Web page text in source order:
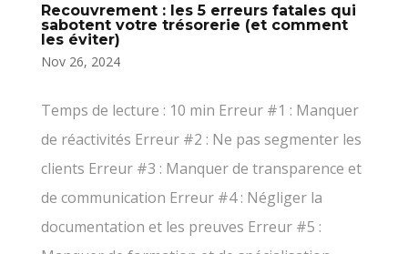
Recouvrement : les 5 erreurs fatales qui
sabotent votre trésorerie (et comment
les éviter)
Nov 26, 2024
Temps de lecture : 10 min Erreur #1 : Manquer
de réactivités Erreur #2 : Ne pas segmenter les
clients Erreur #3 : Manquer de transparence et
de communication Erreur #4 : Négliger la
documentation et les preuves Erreur #5 :